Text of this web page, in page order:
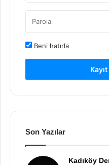
Beni hatırla
Son Yazılar
Kadıköy